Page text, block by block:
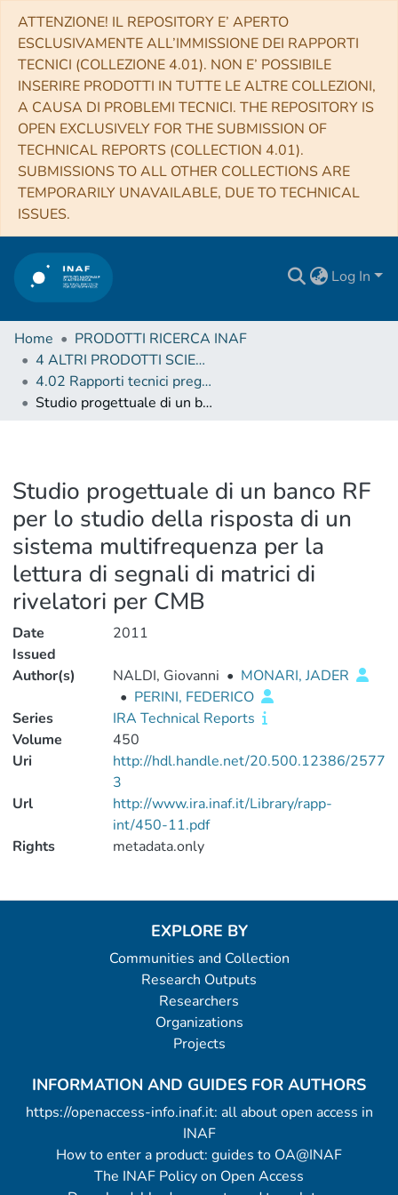
ATTENZIONE! IL REPOSITORY E’ APERTO
ESCLUSIVAMENTE ALL’IMMISSIONE DEI RAPPORTI
TECNICI (COLLEZIONE 4.01). NON E’ POSSIBILE
INSERIRE PRODOTTI IN TUTTE LE ALTRE COLLEZIONI,
A CAUSA DI PROBLEMI TECNICI. THE REPOSITORY IS
OPEN EXCLUSIVELY FOR THE SUBMISSION OF
TECHNICAL REPORTS (COLLECTION 4.01).
SUBMISSIONS TO ALL OTHER COLLECTIONS ARE
TEMPORARILY UNAVAILABLE, DUE TO TECHNICAL
ISSUES.
Log In
Home
PRODOTTI RICERCA INAF
4 ALTRI PRODOTTI SCIENTIFICI (Other scientific products)
4.02 Rapporti tecnici pregressi
Studio progettuale di un banco RF per lo studio della risposta di un sistema multifrequenza per la lettura di segnali di matrici di rivelatori per CMB
Studio progettuale di un banco RF
per lo studio della risposta di un
sistema multifrequenza per la
lettura di segnali di matrici di
rivelatori per CMB
Date
Issued
2011
Author(s) NALDI, Giovanni • MONARI, JADER
• PERINI, FEDERICO
Series
IRA Technical Reports
Volume
450
Uri
http://hdl.handle.net/20.500.12386/2577
3
Url
http://www.ira.inaf.it/Library/rapp-
int/450-11.pdf
Rights
metadata.only
EXPLORE BY
Communities and Collection
Research Outputs
Researchers
Organizations
Projects
INFORMATION AND GUIDES FOR AUTHORS
https://openaccess-info.inaf.it: all about open access in
INAF
How to enter a product: guides to OA@INAF
The INAF Policy on Open Access